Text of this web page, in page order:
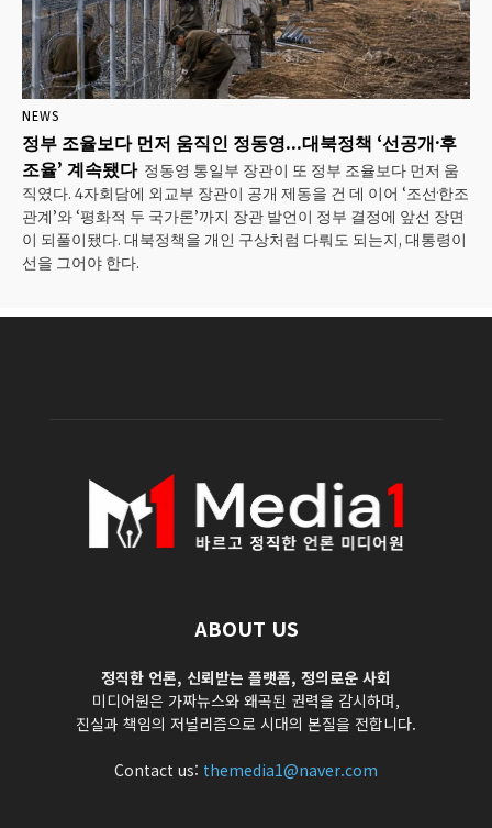
NEWS
정부 조율보다 먼저 움직인 정동영…대북정책 ‘선공개·후
조율’ 계속됐다 정동영 통일부 장관이 또 정부 조율보다 먼저 움
직였다. 4자회담에 외교부 장관이 공개 제동을 건 데 이어 ‘조선·한조
관계’와 ‘평화적 두 국가론’까지 장관 발언이 정부 결정에 앞선 장면
이 되풀이됐다. 대북정책을 개인 구상처럼 다뤄도 되는지, 대통령이
선을 그어야 한다.
ABOUT US
정직한 언론, 신뢰받는 플랫폼, 정의로운 사회
미디어원은 가짜뉴스와 왜곡된 권력을 감시하며,
진실과 책임의 저널리즘으로 시대의 본질을 전합니다.
Contact us: themedia1@naver.com